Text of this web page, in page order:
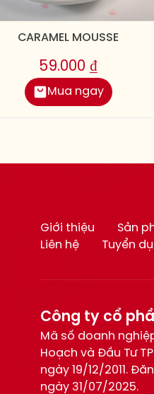
CARAMEL MOUSSE
Mua ngay
59.000 ₫
Giới thiệu Sản
Liên hệ
Tuyển
Công ty cổ
Mã số doanh
Hoạch và Đầu Tư
ngày 19/12/2011.
ngày 31/07/2025.